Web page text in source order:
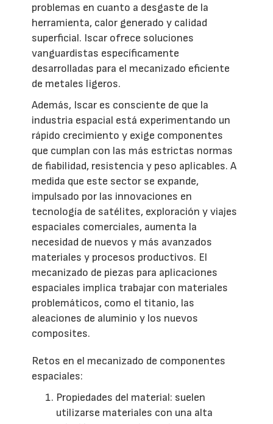
problemas en cuanto a desgaste de la
herramienta, calor generado y calidad
superficial. Iscar ofrece soluciones
vanguardistas específicamente
desarrolladas para el mecanizado eficiente
de metales ligeros.
Además, Iscar es consciente de que la
industria espacial está experimentando un
rápido crecimiento y exige componentes
que cumplan con las más estrictas normas
de fiabilidad, resistencia y peso aplicables. A
medida que este sector se expande,
impulsado por las innovaciones en
tecnología de satélites, exploración y viajes
espaciales comerciales, aumenta la
necesidad de nuevos y más avanzados
materiales y procesos productivos. El
mecanizado de piezas para aplicaciones
espaciales implica trabajar con materiales
problemáticos, como el titanio, las
aleaciones de aluminio y los nuevos
composites.
Retos en el mecanizado de componentes
espaciales:
Propiedades del material: suelen
utilizarse materiales con una alta